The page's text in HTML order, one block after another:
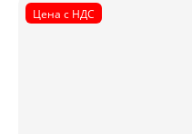
Цена с НДС